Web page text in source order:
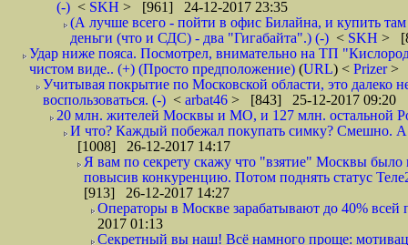
(-) < SKH > [961] 24-12-2017 23:35
(А лучше всего - пойти в офис Билайна, и купить
деньги (что и СДС) - два "Гигабайта".) (-) < SKH >
Удар ниже пояса. Посмотрел, внимательно на ТП
чистом виде.. (+) (Просто предположение) (URL) < Prizer>
Учитывая покрытие по Московской области, это далеко
воспользоваться. (-) < arbat46 > [843] 25-12-2017 09:20
20 млн. жителей Москвы и МО, и 127 млн. остальной
И что? Каждый побежал покупать симку? Смешно. А
[1008] 26-12-2017 14:17
Я вам по секрету скажу что "взятие" Москвы
повысив конкуренцию. Потом поднять статус
[913] 26-12-2017 14:27
Операторы в Москве зарабатывают до 40% всей
2017 01:13
Секретный вы наш! Всё намного проще: